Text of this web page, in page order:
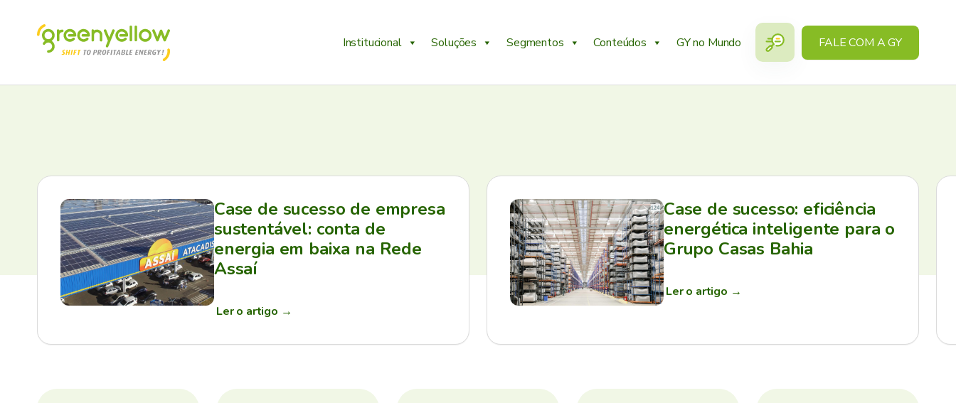
Institucional Soluções Segmentos Conteúdos GY no Mundo FALE COM A GY
Case de sucesso de empresa
sustentável: conta de
energia em baixa na Rede
Assaí
Ler o artigo →
Case de sucesso: eficiência
energética inteligente para o
Grupo Casas Bahia
Ler o artigo →